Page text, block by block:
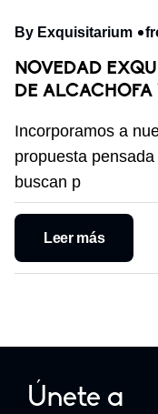
By Exquisitarium
NOVEDAD
DE
Incorporamos a
propuesta
buscan p
Leer más
Únete a